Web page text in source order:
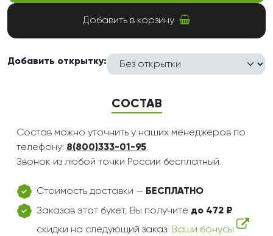
Добавить в корзину
Добавить открытку:
СОСТАВ
Состав можно уточнить у наших менеджеров по
телефону: 8(800)333-01-95.
Звонок из любой точки России бесплатный.
Стоимость доставки — БЕСПЛАТНО
Заказав этот букет, Вы получите до 472 ₽
скидки на следующий заказ. Ваши бонусы